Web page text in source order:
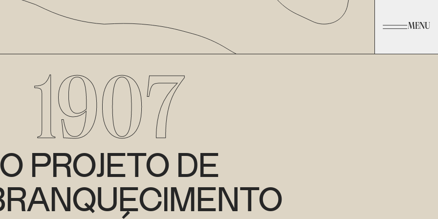
MENU
1907
O PROJETO DE